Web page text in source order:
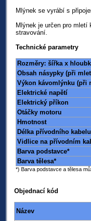
Mlýnek se vyrábí s
Mlýnek je určen pro mletí
stravování.
Technické parametry
*) Barva podstavce a tělesa
Rozměry: šířka x
Obsah násypky (při
Výkon kávomlýnku (při
Elektrické napětí
Elektrický příkon
Otáčky motoru
Hmotnost
Délka přívodního kabelu
Vidlice na přívodním
Barva podstavce*
Barva tělesa*
Objednací kód
Název